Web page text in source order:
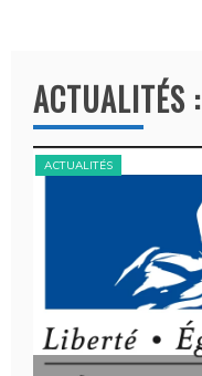
ACTUALITÉS :
ACTUALITÉS